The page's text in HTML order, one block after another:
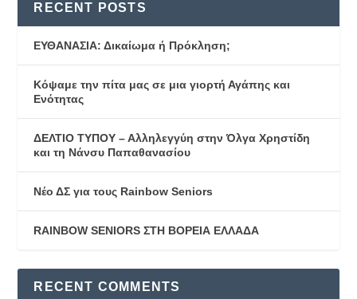
RECENT POSTS
ΕΥΘΑΝΑΣΙΑ: Δικαίωμα ή Πρόκληση;
Κόψαμε την πίτα μας σε μια γιορτή Αγάπης και
Ενότητας
ΔΕΛΤΙΟ ΤΥΠΟΥ – Αλληλεγγύη στην Όλγα Χρηστίδη
και τη Νάνσυ Παπαθανασίου
Νέο ΔΣ για τους Rainbow Seniors
RAINBOW SENIORS ΣΤΗ ΒΟΡΕΙΑ ΕΛΛΑΔΑ
RECENT COMMENTS